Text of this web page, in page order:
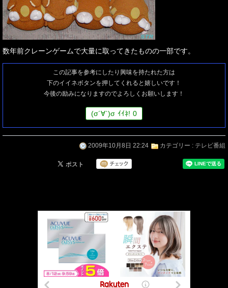
数年前クレーンゲームで大量に取ってきたものの一部です。
この記事を参考にしたり興味を持たれた方は
下のイイネボタンを押してくれると嬉しいです！
今後の励みになりますのでよろしくお願いします！
(σ´∀`)σ ｲｲﾈ! 0
2009年10月8日 22:24 カテゴリー : テレビ番組